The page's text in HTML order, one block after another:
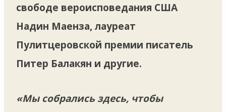
свободе вероисповедания США
Надин Маенза, лауреат
Пулитцеровской премии писатель
Питер Балакян и другие.
«Мы собрались здесь, чтобы